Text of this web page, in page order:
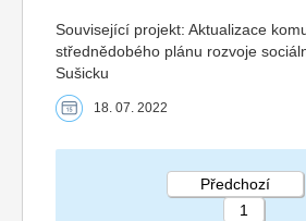
Související projekt: Aktualizace
střednědobého plánu rozvoje
Sušicku
18. 07. 2022
Předchozí
1